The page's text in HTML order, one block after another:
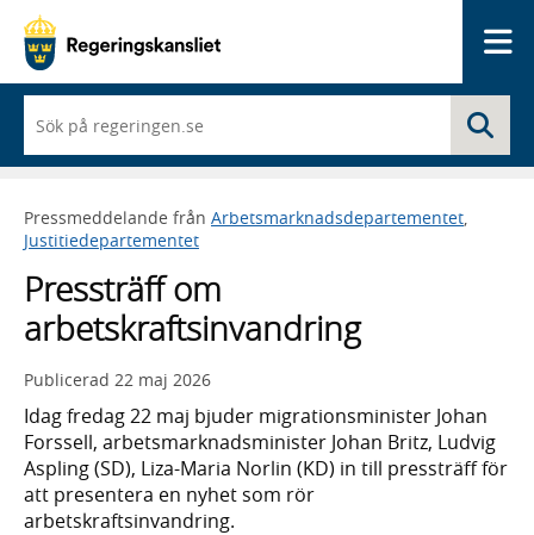
du
börjar
skriva
framträder
en
med
sökförslag
Pressmeddelande från Arbetsmarknadsdepartementet,
Justitiedepartementet
Pressträff om
arbetskraftsinvandring
Publicerad 22 maj 2026
Idag fredag 22 maj bjuder migrationsminister Johan
Forssell, arbetsmarknadsminister Johan Britz, Ludvig
Aspling (SD), Liza-Maria Norlin (KD) in till pressträff för
att presentera en nyhet som rör
arbetskraftsinvandring.